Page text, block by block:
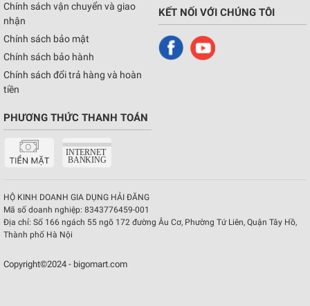
Chính sách vận chuyển và giao
nhận
Chính sách bảo mật
Chính sách bảo hành
Chính sách đổi trả hàng và hoàn
tiền
PHƯƠNG THỨC THANH TOÁN
KẾT NỐI VỚI CHÚNG TÔI
HỘ KINH DOANH GIA DỤNG HẢI ĐĂNG
Mã số doanh nghiệp: 8343776459-001
Địa chỉ: Số 166 ngách 55 ngõ 172 đường Âu Cơ, Phường Tứ Liên, Quận Tây Hồ,
Thành phố Hà Nội
Copyright©2024 - bigomart.com